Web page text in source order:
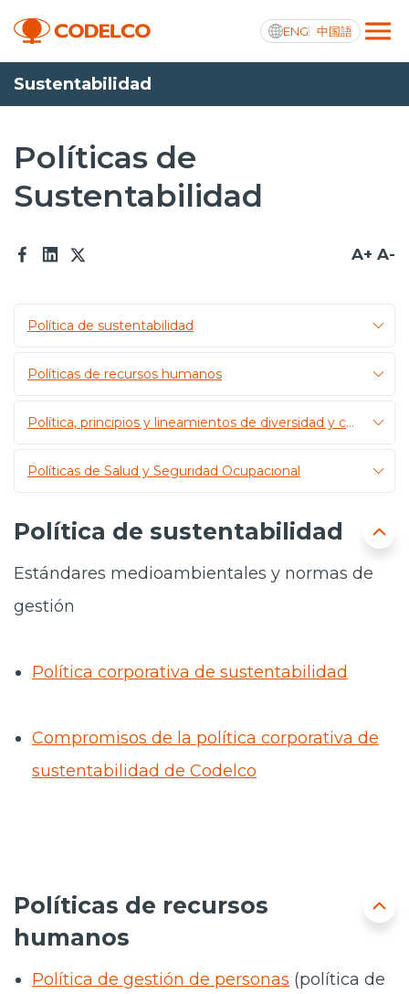
ENG 中国語
Transparencia activa
Nosotros
Sustentabilidad
Prensa
Trabaja en Codelco
Sustentabilidad
Políticas de
Sustentabilidad
A+ A-
Política de sustentabilidad
Políticas de recursos humanos
Política, principios y lineamientos de diversidad y conciliación
Políticas de Salud y Seguridad Ocupacional
Política de sustentabilidad
Estándares medioambientales y normas de
gestión
Política corporativa de sustentabilidad
Compromisos de la política corporativa de
sustentabilidad de Codelco
Políticas de recursos
humanos
Política de gestión de personas (política de